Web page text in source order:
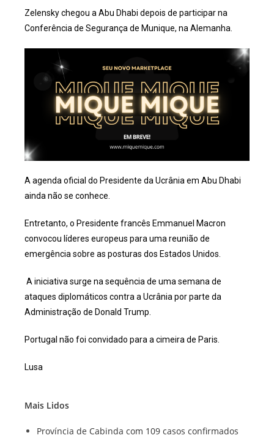
Zelensky chegou a Abu Dhabi depois de participar na
Conferência de Segurança de Munique, na Alemanha.
A agenda oficial do Presidente da Ucrânia em Abu Dhabi
ainda não se conhece.
Entretanto, o Presidente francês Emmanuel Macron
convocou líderes europeus para uma reunião de
emergência sobre as posturas dos Estados Unidos.
A iniciativa surge na sequência de uma semana de
ataques diplomáticos contra a Ucrânia por parte da
Administração de Donald Trump.
Portugal não foi convidado para a cimeira de Paris.
Lusa
Mais Lidos
Província de Cabinda com 109 casos confirmados